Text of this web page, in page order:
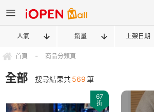
首頁 - 商品分類頁
全部 搜尋結果共569筆
人氣 銷量 上架日期
67
折